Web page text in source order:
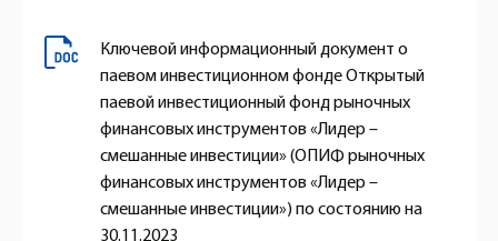
Ключевой информационный документ о
паевом инвестиционном фонде Открытый
паевой инвестиционный фонд рыночных
финансовых инструментов «Лидер –
смешанные инвестиции» (ОПИФ рыночных
финансовых инструментов «Лидер –
смешанные инвестиции») по состоянию на
30.11.2023